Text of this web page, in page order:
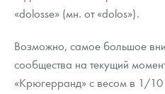
Ювелирные изделия
Русская нумизматика
Золотая карманная галерея
Положение по обработке и защите
«dolosse» (мн. от «dolos»).
Возможно, самое большое
сообщества на текущий
«Крюгерранд» с весом в 1/10